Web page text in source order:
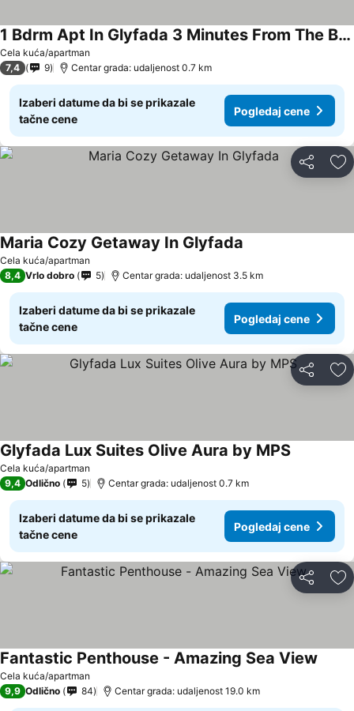
Cela kuća/apartman
1 Bdrm Apt In Glyfada 3 Minutes From The Beach
Pogledaj cene
7,4 9 Centar grada: udaljenost 0.7 km
Izaberi datume da bi se prikazale
tačne cene
Pogledaj cene
Deli
Cela kuća/apartman
Maria Cozy Getaway In Glyfada
8,4 Vrlo dobro 5 Centar grada: udaljenost 3.5 km
Izaberi datume da bi se prikazale
tačne cene
Pogledaj cene
Deli
Cela kuća/apartman
Glyfada Lux Suites Olive Aura by MPS
9,4 Odlično 5 Centar grada: udaljenost 0.7 km
Izaberi datume da bi se prikazale
tačne cene
Pogledaj cene
Deli
Cela kuća/apartman
Fantastic Penthouse - Amazing Sea View
9,9 Odlično 84 Centar grada: udaljenost 19.0 km